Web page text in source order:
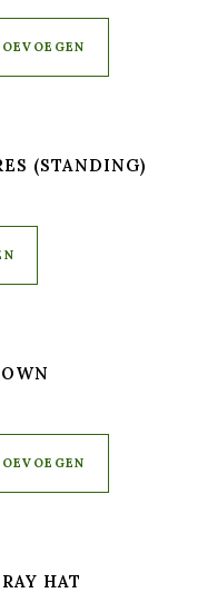
(STANDING)
HAT